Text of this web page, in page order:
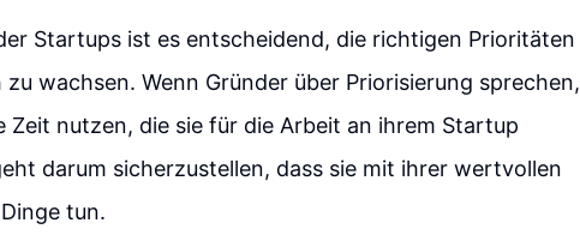
Startups ist es entscheidend, die richtigen Prioritäten
wachsen. Wenn Gründer über Priorisierung sprechen,
Zeit nutzen, die sie für die Arbeit an ihrem Startup
darum sicherzustellen, dass sie mit ihrer wertvollen
tun.